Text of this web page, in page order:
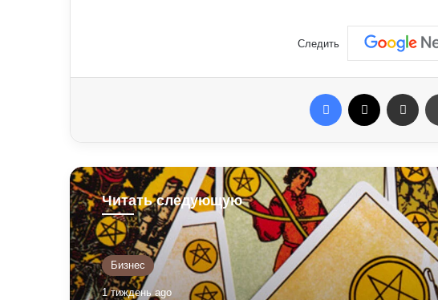
Следить
Facebook Отправить e-mail
Читать следующую
Бизнес
1 тиждень ago